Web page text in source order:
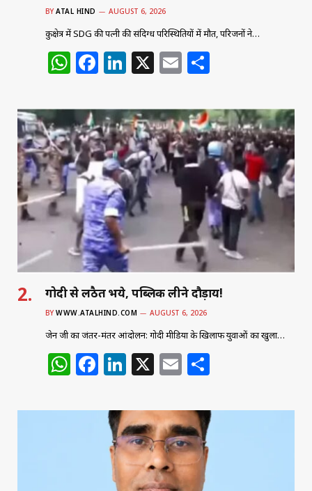
BY ATAL HIND AUGUST 6, 2026
कुरुक्षेत्र में SDG की पत्नी की संदिग्ध परिस्थितियों में मौत, परिजनों ने…
W
at
s
A
p
p
F
c
e
b
o
o
k
Li
k
e
dI
n
X E
ai
l
ar
e
गोदी से लठैत भये, पब्लिक लीने दौड़ाय!
BY WWW.ATALHIND.COM AUGUST 6, 2026
जेन जी का जंतर-मंतर आंदोलन: गोदी मीडिया के खिलाफ युवाओं का खुला…
W
at
F
c
e
b
o
Li
k
e
dI
n
X E
ai
l
ar
e